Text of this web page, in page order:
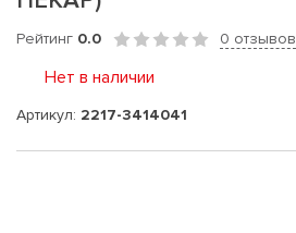
Рейтинг 0.0 0 отзывов
Нет в наличии
Артикул: 2217-3414041